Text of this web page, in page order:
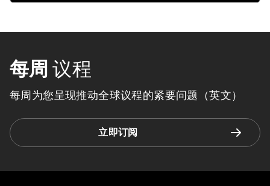
每周 议程
每周为您呈现推动全球议程的紧要问题（英文）
立即订阅